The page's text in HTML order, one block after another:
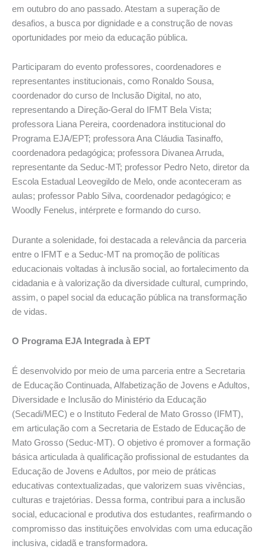
em outubro do ano passado. Atestam a superação de
desafios, a busca por dignidade e a construção de novas
oportunidades por meio da educação pública.
Participaram do evento professores, coordenadores e
representantes institucionais, como Ronaldo Sousa,
coordenador do curso de Inclusão Digital, no ato,
representando a Direção-Geral do IFMT Bela Vista;
professora Liana Pereira, coordenadora institucional do
Programa EJA/EPT; professora Ana Cláudia Tasinaffo,
coordenadora pedagógica; professora Divanea Arruda,
representante da Seduc-MT; professor Pedro Neto, diretor da
Escola Estadual Leovegildo de Melo, onde aconteceram as
aulas; professor Pablo Silva, coordenador pedagógico; e
Woodly Fenelus, intérprete e formando do curso.
Durante a solenidade, foi destacada a relevância da parceria
entre o IFMT e a Seduc-MT na promoção de políticas
educacionais voltadas à inclusão social, ao fortalecimento da
cidadania e à valorização da diversidade cultural, cumprindo,
assim, o papel social da educação pública na transformação
de vidas.
O Programa EJA Integrada à EPT
É desenvolvido por meio de uma parceria entre a Secretaria
de Educação Continuada, Alfabetização de Jovens e Adultos,
Diversidade e Inclusão do Ministério da Educação
(Secadi/MEC) e o Instituto Federal de Mato Grosso (IFMT),
em articulação com a Secretaria de Estado de Educação de
Mato Grosso (Seduc-MT). O objetivo é promover a formação
básica articulada à qualificação profissional de estudantes da
Educação de Jovens e Adultos, por meio de práticas
educativas contextualizadas, que valorizem suas vivências,
culturas e trajetórias. Dessa forma, contribui para a inclusão
social, educacional e produtiva dos estudantes, reafirmando o
compromisso das instituições envolvidas com uma educação
inclusiva, cidadã e transformadora.